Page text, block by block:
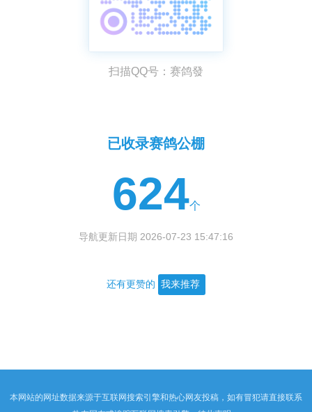
扫描QQ号：赛鸽發
已收录赛鸽公棚
624个
导航更新日期 2026-07-23 15:47:16
还有更赞的 我来推荐
本网站的网址数据来源于互联网搜索引擎和热心网友投稿，如有冒犯请直接联系